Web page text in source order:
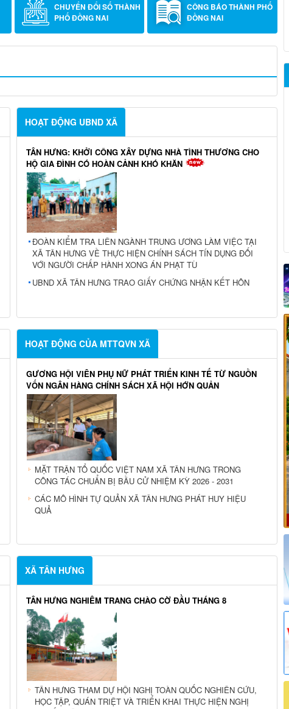
TRA CỨU THỦ TỤC
HÀNH CHÍNH
PHỐ ĐỒNG NAI
ĐỒNG NAI
HOẠT ĐỘNG UBND XÃ
TÂN HƯNG: KHỞI CÔNG XÂY DỰNG NHÀ TÌNH THƯƠNG CHO
HỘ GIA ĐÌNH CÓ HOÀN CẢNH KHÓ KHĂN
ĐOÀN KIỂM TRA LIÊN NGÀNH TRUNG ƯƠNG LÀM VIỆC TẠI
XÃ TÂN HƯNG VỀ THỰC HIỆN CHÍNH SÁCH TÍN DỤNG ĐỐI
VỚI NGƯỜI CHẤP HÀNH XONG ÁN PHẠT TÙ
UBND XÃ TÂN HƯNG TRAO GIẤY CHỨNG NHẬN KẾT HÔN
HOẠT ĐỘNG CỦA MTTQVN XÃ
GƯƠNG HỘI VIÊN PHỤ NỮ PHÁT TRIỂN KINH TẾ TỪ NGUỒN
VỐN NGÂN HÀNG CHÍNH SÁCH XÃ HỘI HỚN QUẢN
CÔNG TÁC CHUẨN BỊ BẦU CỬ NHIỆM KỲ 2026 - 2031
XÃ TÂN HƯNG
TÂN HƯNG NGHIÊM TRANG CHÀO CỜ ĐẦU THÁNG 8